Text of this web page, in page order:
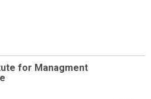
for Managment